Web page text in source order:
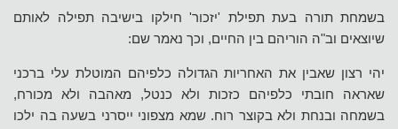
בשמחת תורה בעת תפילת 'יזכור' חילקו בישיבה תפילה לאותם
שיוצאים וב"ה הוריהם בין החיים, וכך נאמר שם:
יהי רצון שאבין את האחריות הגדולה כלפיהם המוטלת עלי ברכני
שאראה חובתי כלפיהם כזכות ולא כנטל, מאהבה ולא מכורח,
בשמחה ובנחת ולא בקוצר רוח. שמא מצפוני ייסרני בשעה בה ילכו